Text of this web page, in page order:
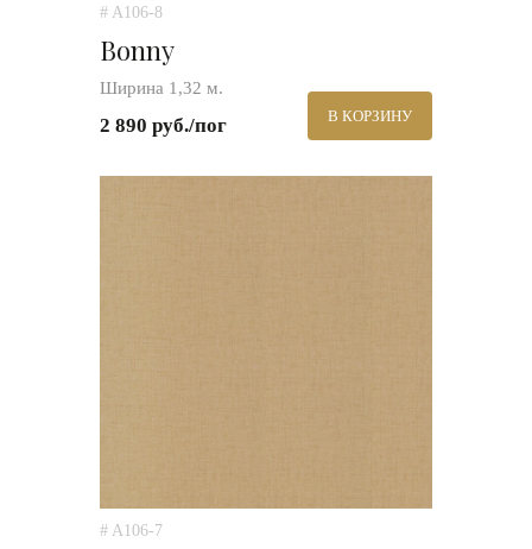
# A106-8
Bonny
Ширина 1,32 м.
2 890 руб./пог В КОРЗИНУ
# A106-7